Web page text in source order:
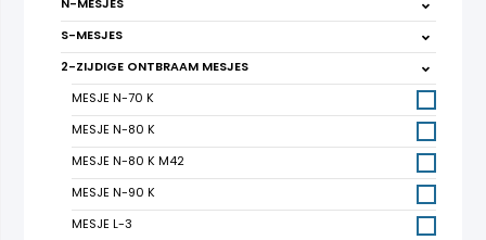
S-MESJES
2-ZIJDIGE ONTBRAAM MESJES
MESJE N-70 K
MESJE N-80 K
MESJE N-80 K M42
MESJE N-90 K
MESJE L-3